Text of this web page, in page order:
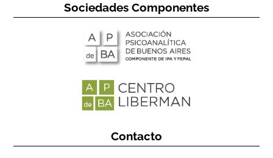
Sociedades Componentes
Contacto